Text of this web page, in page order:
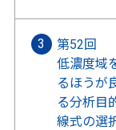
第52回
低濃度域
るほうが
る分析目
線式の選